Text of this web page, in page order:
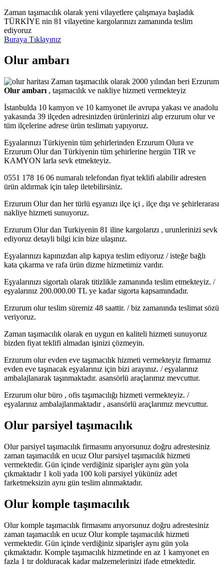
Zaman taşımacılık olarak yeni vilayetlere çalışmaya başladık
TÜRKİYE nin 81 vilayetine kargolarınızı zamanında teslim
ediyoruz
Buraya Tıklayınız
Olur ambarı
Zaman taşımacılık olarak 2000 yılından beri Erzurum
Olur ambarı , taşımacılık ve nakliye hizmeti vermekteyiz
İstanbulda 10 kamyon ve 10 kamyonet ile avrupa yakası ve anadolu
yakasında 39 ilçeden adresinizden ürünlerinizi alıp erzurum olur ve
tüm ilçelerine adrese ürün teslimatı yapıyoruz.
Eşyalarınızı Türkiyenin tüm şehirlerinden Erzurum Olura ve
Erzurum Olur dan Türkiyenin tüm şehirlerine hergün TIR ve
KAMYON larla sevk etmekteyiz.
0551 178 16 06 numaralı telefondan fiyat teklifi alabilir adresten
ürün aldırmak için talep iletebilirsiniz.
Erzurum Olur dan her türlü eşyanızı ilçe içi , ilçe dışı ve şehirlerarası
nakliye hizmeti sunuyoruz.
Erzurum Olur dan Turkiyenin 81 iline kargolarızı , urunlerinizi sevk
ediyoruz detayli bilgi icin bize ulaşınız.
Eşyalarınızı kapınızdan alıp kapıya teslim ediyoruz / isteğe bağlı
kata çıkarma ve rafa ürün dizme hizmetimiz vardır.
Eşyalarınızı sigortalı olarak titizlikle zamanında teslim etmekteyiz. /
eşyalarınız 200.000.00 TL ye kadar sigorta kapsamındadır.
Erzurum olur teslim süremiz 48 saattir. / biz zamanında teslimat sözü
veriyoruz.
Zaman taşımacılık olarak en uygun en kaliteli hizmeti sunuyoruz
bizden fiyat teklifi almadan işinizi çözmeyin.
Erzurum olur evden eve taşımacılık hizmeti vermekteyiz firmamız
evden eve taşınacak eşyalarınız için bizi arayınız. / eşyalarınız
ambalajlanarak taşınmaktadır. asansörlü araçlarımız mevcuttur.
Erzurum olur büro , ofis taşımacılığı hizmeti vermekteyiz. /
eşyalarınız ambalajlanmaktadır , asansörlü araçlarımız mevcuttur.
Olur parsiyel taşımacılık
Olur parsiyel taşımacılık firmasımı arıyorsunuz doğru adrestesiniz
zaman taşımacılık en ucuz Olur parsiyel taşımacılık hizmeti
vermektedir. Gün içinde verdiğiniz siparişler aynı gün yola
çıkmaktadır 1 koli yada 100 koli parsiyel yükünüz adet
farketmeksizin aynı gün teslim alınmaktadır.
Olur komple taşımacılık
Olur komple taşımacılık firmasımı arıyorsunuz doğru adrestesiniz
zaman taşımacılık en ucuz Olur komple taşımacılık hizmeti
vermektedir. Gün içinde verdiğiniz siparişler aynı gün yola
çıkmaktadır. Komple taşımacılık hizmetinde en az 1 kamyonet en
fazla 1 tır dolduracak kadar malzemelerinizi ifade etmektedir.